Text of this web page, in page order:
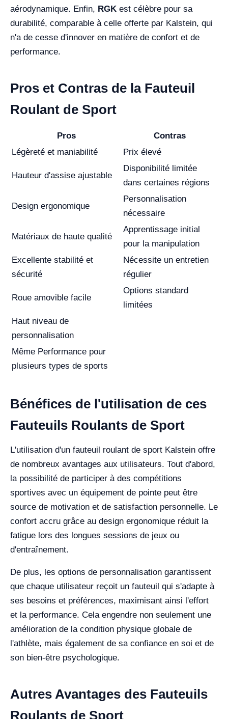
aérodynamique. Enfin, RGK est célèbre pour sa
durabilité, comparable à celle offerte par Kalstein, qui
n'a de cesse d'innover en matière de confort et de
performance.
Pros et Contras de la Fauteuil
Roulant de Sport
Pros
Contras
Légèreté et maniabilité
Prix élevé
Hauteur d'assise ajustable
Disponibilité limitée
dans certaines régions
Design ergonomique
Personnalisation
nécessaire
Matériaux de haute qualité
Apprentissage initial
pour la manipulation
Excellente stabilité et
sécurité
Nécessite un entretien
régulier
Roue amovible facile
Options standard
limitées
Haut niveau de
personnalisation
Même Performance pour
plusieurs types de sports
Bénéfices de l'utilisation de ces
Fauteuils Roulants de Sport
L'utilisation d'un fauteuil roulant de sport Kalstein offre
de nombreux avantages aux utilisateurs. Tout d'abord,
la possibilité de participer à des compétitions
sportives avec un équipement de pointe peut être
source de motivation et de satisfaction personnelle. Le
confort accru grâce au design ergonomique réduit la
fatigue lors des longues sessions de jeux ou
d'entraînement.
De plus, les options de personnalisation garantissent
que chaque utilisateur reçoit un fauteuil qui s'adapte à
ses besoins et préférences, maximisant ainsi l'effort
et la performance. Cela engendre non seulement une
amélioration de la condition physique globale de
l'athlète, mais également de sa confiance en soi et de
son bien-être psychologique.
Autres Avantages des Fauteuils
Roulants de Sport